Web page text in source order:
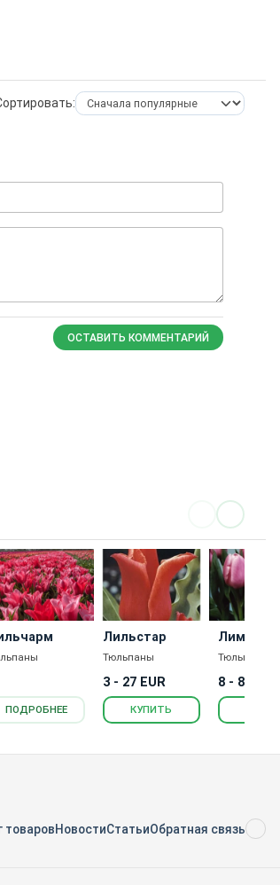
ОСТАВИТЬ КОММЕНТАРИЙ
ПОДРОБНЕЕ
Лильстар
Тюльпаны
3 - 27 EUR
КУПИТЬ
Лима
Тюльпаны
8 - 831
товаровНовостиСтатьиОбратная связь RSS